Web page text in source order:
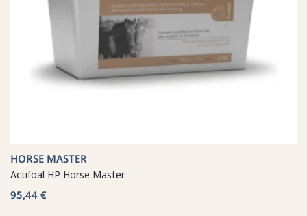
HORSE MASTER
Actifoal HP Horse Master
95,44 €